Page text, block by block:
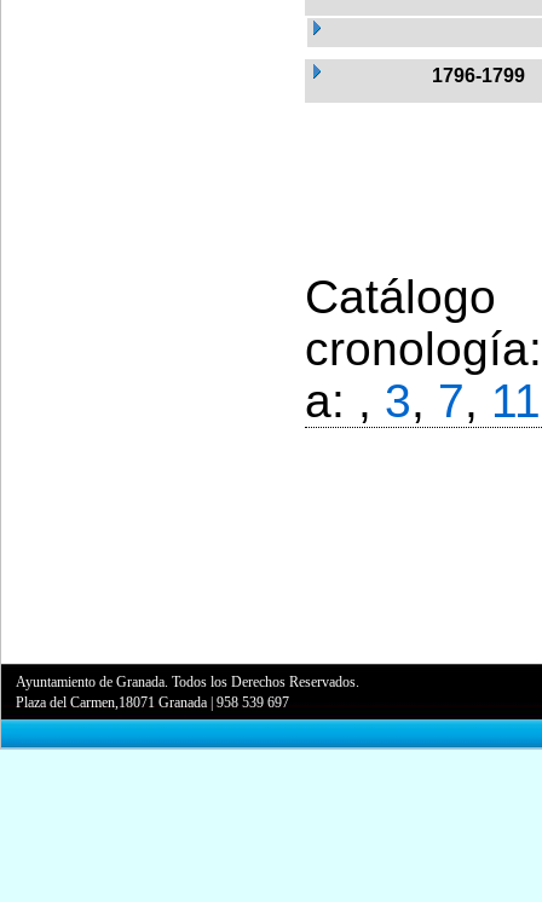
1796-1799
a: , 3, 7, 11
Ayuntamiento de Granada. Todos los Derechos Reservados.
Plaza del Carmen,18071 Granada |958 539 697